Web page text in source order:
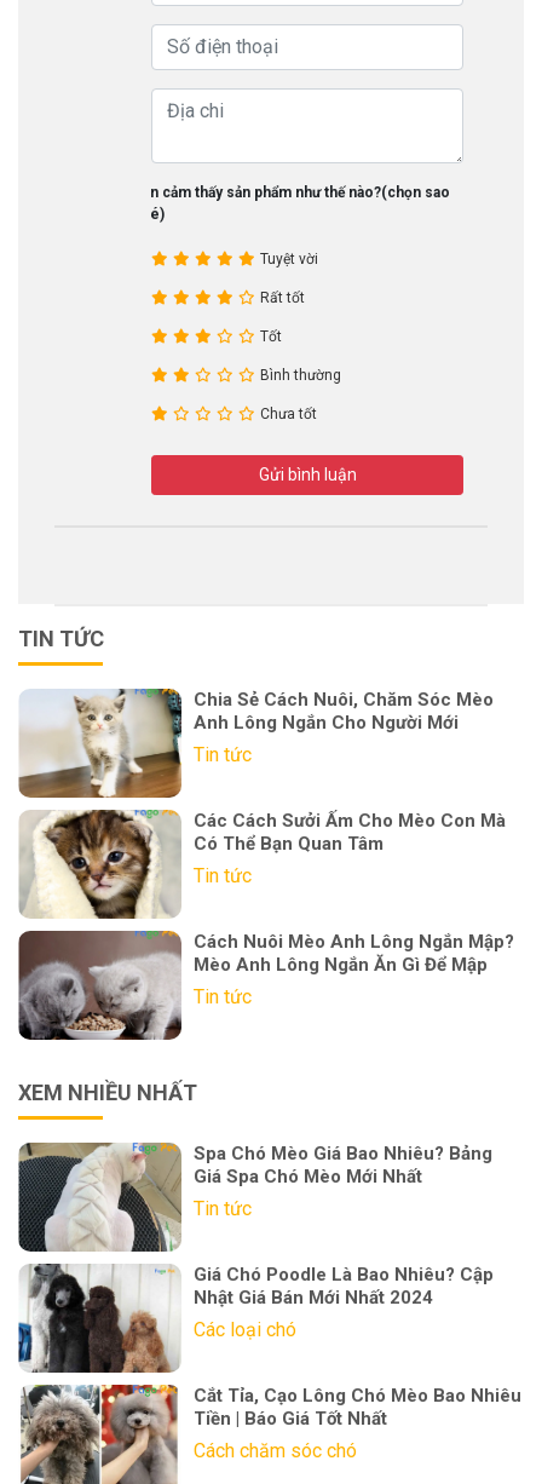
Bạn cảm thấy sản phẩm như thế nào?(chọn sao
nhé)
Tuyệt vời
Rất tốt
Tốt
Bình thường
Chưa tốt
Gửi bình luận
TIN TỨC
Chia Sẻ Cách Nuôi, Chăm Sóc Mèo
Anh Lông Ngắn Cho Người Mới
Tin tức
Các Cách Sưởi Ấm Cho Mèo Con Mà
Có Thể Bạn Quan Tâm
Tin tức
Cách Nuôi Mèo Anh Lông Ngắn Mập?
Mèo Anh Lông Ngắn Ăn Gì Để Mập
Tin tức
XEM NHIỀU NHẤT
Spa Chó Mèo Giá Bao Nhiêu? Bảng
Giá Spa Chó Mèo Mới Nhất
Tin tức
Giá Chó Poodle Là Bao Nhiêu? Cập
Nhật Giá Bán Mới Nhất 2024
Các loại chó
Cắt Tỉa, Cạo Lông Chó Mèo Bao Nhiêu
Tiền | Báo Giá Tốt Nhất
Cách chăm sóc chó